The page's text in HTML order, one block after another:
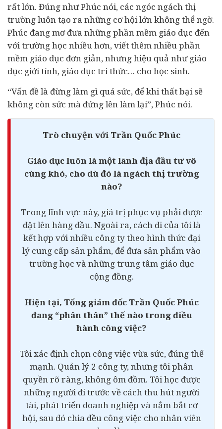
rất lớn. Đúng như Phúc nói, các ngóc ngách thị
trường luôn tạo ra những cơ hội lớn không thể ngờ.
Phúc đang mơ đưa những phần mềm giáo dục đến
với trường học nhiều hơn, viết thêm nhiều phần
mềm giáo dục đơn giản, nhưng hiệu quả như giáo
dục giới tính, giáo dục tri thức… cho học sinh.
“Vấn đề là đừng làm gì quá sức, để khi thất bại sẽ
không còn sức mà đứng lên làm lại”, Phúc nói.
Trò chuyện với Trần Quốc Phúc
Giáo dục luôn là một lãnh địa đầu tư vô
cùng khó, cho dù đó là ngách thị trường
nào?
Trong lĩnh vực này, giá trị phục vụ phải được
đặt lên hàng đầu. Ngoài ra, cách đi của tôi là
kết hợp với nhiều công ty theo hình thức đại
lý cung cấp sản phẩm, để đưa sản phẩm vào
trường học và những trung tâm giáo dục
cộng đồng.
Hiện tại, Tổng giám đốc Trần Quốc Phúc
đang “phân thân” thế nào trong điều
hành công việc?
Tôi xác định chọn công việc vừa sức, đúng thế
mạnh. Quản lý 2 công ty, nhưng tôi phân
quyền rõ ràng, không ôm đồm. Tôi học được
những người đi trước về cách thu hút người
tài, phát triển doanh nghiệp và nắm bắt cơ
hội, sau đó chia đều công việc cho nhân viên